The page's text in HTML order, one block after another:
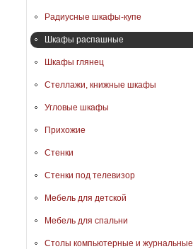
Радиусные шкафы-купе
Шкафы распашные
Шкафы глянец
Стеллажи, книжные шкафы
Угловые шкафы
Прихожие
Стенки
Стенки под телевизор
Мебель для детской
Мебель для спальни
Столы компьютерные и журнальные